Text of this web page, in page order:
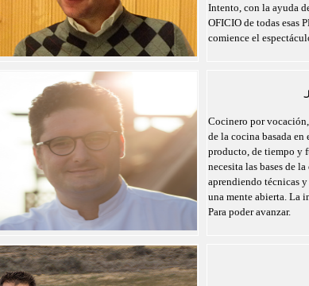
Intento, con la ayuda
OFICIO de todas esas
comience el
Cocinero por
de la cocina basada
producto, de tiempo y
necesita las bases de
aprendiendo técnicas
una mente abierta. La
Para poder avanzar.